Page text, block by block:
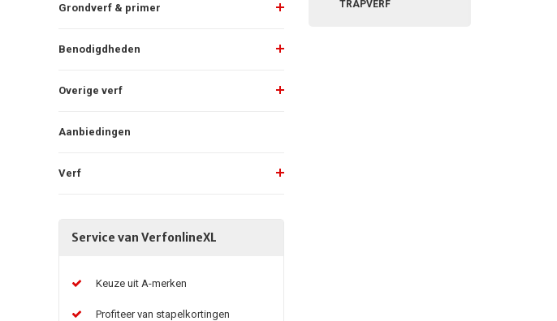
Grondverf & primer
Benodigdheden
Overige verf
Aanbiedingen
Verf
Service van VerfonlineXL
Keuze uit A-merken
Profiteer van stapelkortingen
TRAPVERF